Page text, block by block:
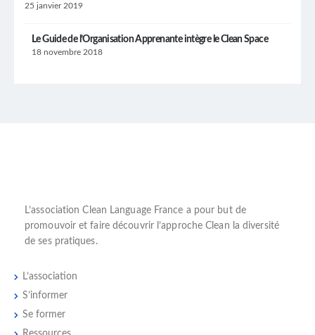
25 janvier 2019
Le Guide de l’Organisation Apprenante intègre le Clean Space
18 novembre 2018
L’association Clean Language France a pour but de
promouvoir et faire découvrir l’approche Clean la diversité
de ses pratiques.
L’association
S’informer
Se former